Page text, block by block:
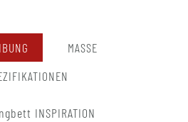
MASSE
INSPIRATION